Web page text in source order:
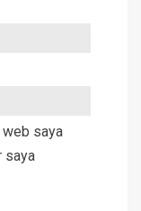
web saya
saya